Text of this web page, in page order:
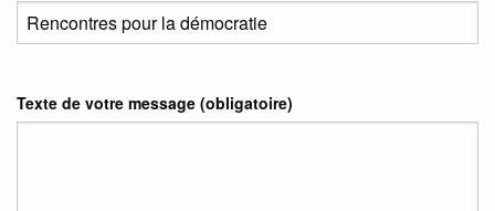
Texte de votre message (obligatoire)